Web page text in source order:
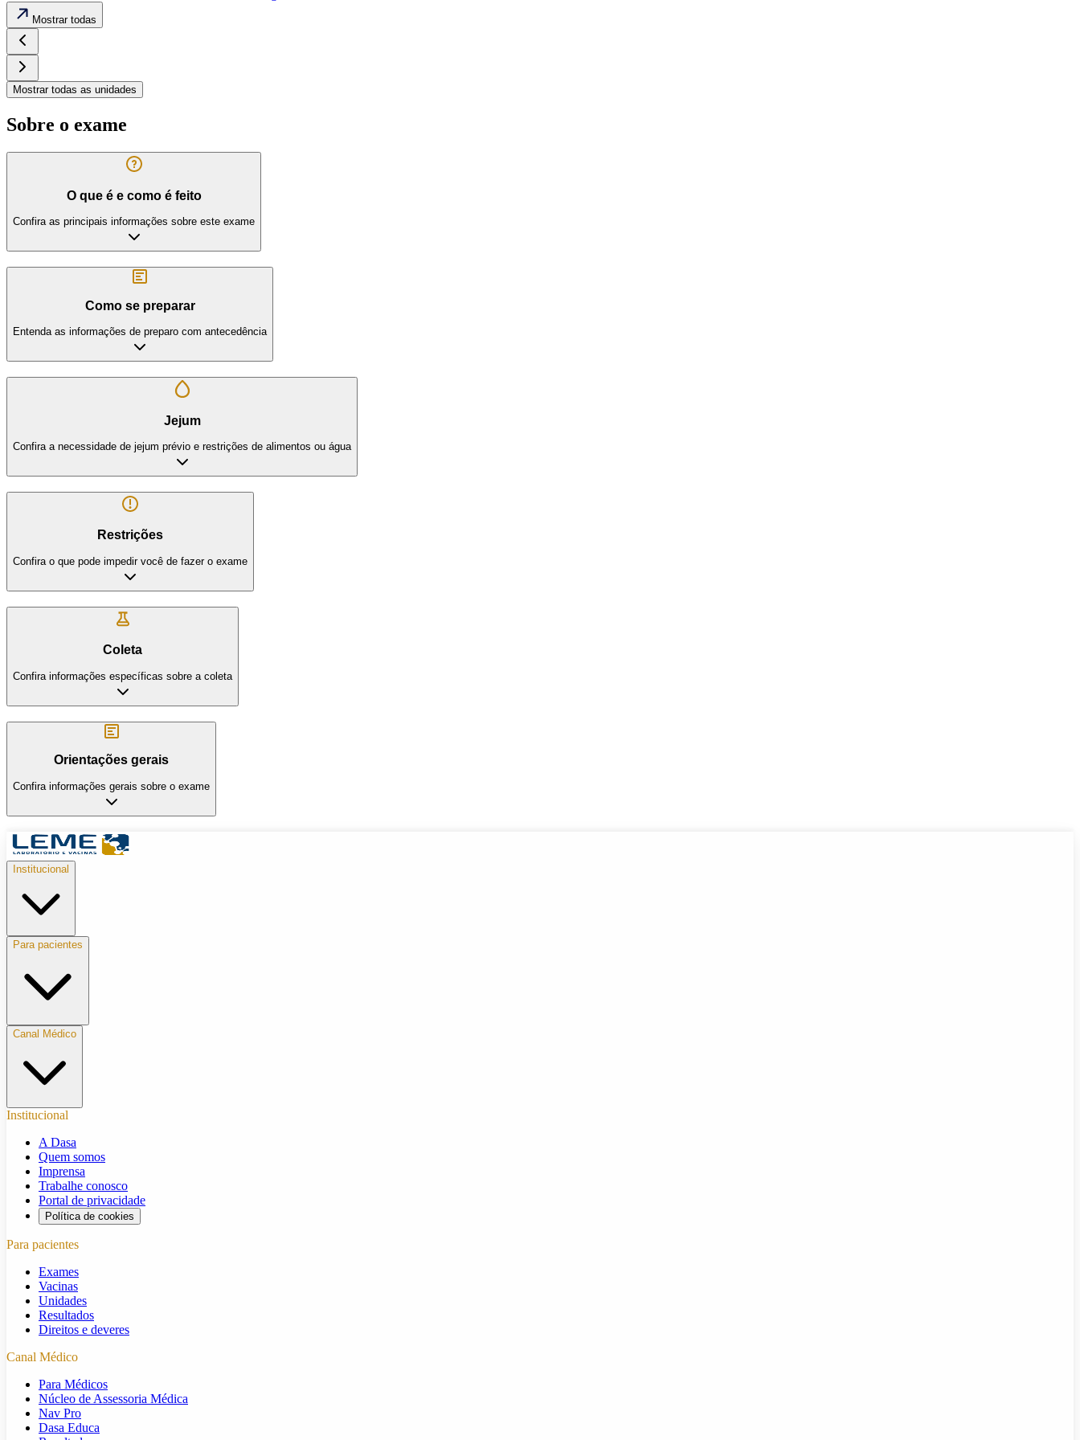
Mostrar todas
Mostrar todas as unidades
Sobre o exame
O que é e como é feito
Confira as principais informações sobre este exame
Como se preparar
Entenda as informações de preparo com antecedência
Jejum
Confira a necessidade de jejum prévio e restrições de alimentos ou água
Restrições
Confira o que pode impedir você de fazer o exame
Coleta
Confira informações específicas sobre a coleta
Orientações gerais
Confira informações gerais sobre o exame
Institucional
Para pacientes
Canal Médico
Institucional
A Dasa
Quem somos
Imprensa
Trabalhe conosco
Portal de privacidade
Política de cookies
Para pacientes
Exames
Vacinas
Unidades
Resultados
Direitos e deveres
Canal Médico
Para Médicos
Núcleo de Assessoria Médica
Nav Pro
Dasa Educa